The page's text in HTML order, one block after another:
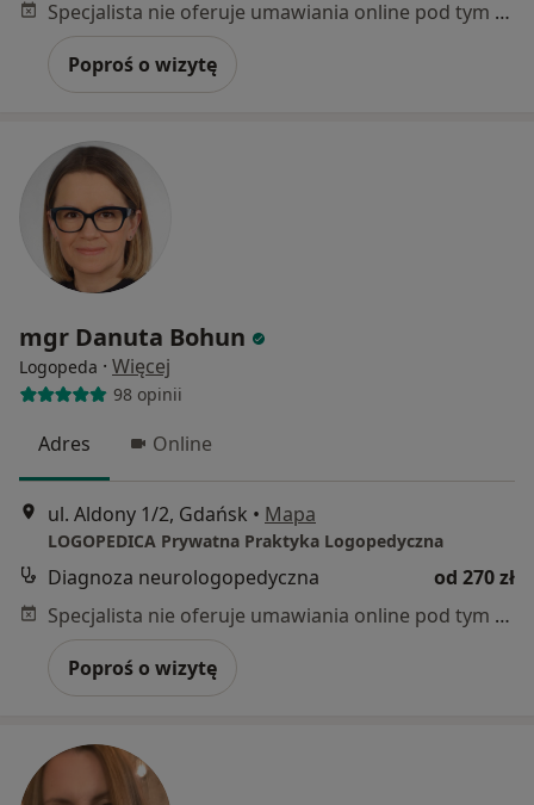
Specjalista nie oferuje umawiania online pod tym adresem.
Poproś o wizytę
mgr Danuta Bohun
Logopeda · Więcej
98 opinii
Adres Online
ul. Aldony 1/2, Gdańsk • Mapa
LOGOPEDICA Prywatna Praktyka Logopedyczna
Diagnoza neurologopedyczna
od 270 zł
Specjalista nie oferuje umawiania online pod tym adresem.
Poproś o wizytę